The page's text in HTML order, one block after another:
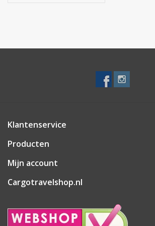
Klantenservice
Producten
Mijn account
Cargotravelshop.nl